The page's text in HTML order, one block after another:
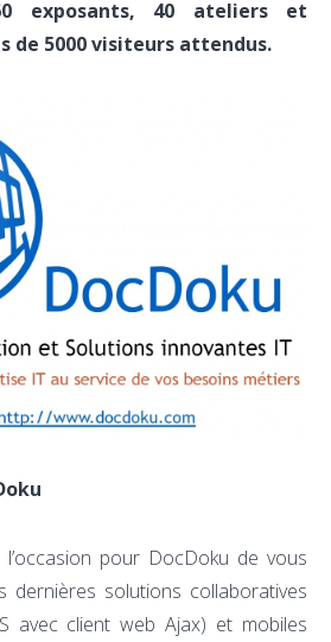
exposants, 40 ateliers et
de 5000 visiteurs attendus.
pour DocDoku de vous
dernières solutions collaboratives
avec client web Ajax) et mobiles